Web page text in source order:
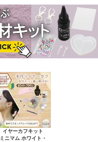
イヤーカフキット
ミニマム ホワイト・